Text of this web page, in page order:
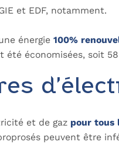
et EDF, notamment.
énergie 100%
été économisées, soit
et de gaz pour tous
peuvent être